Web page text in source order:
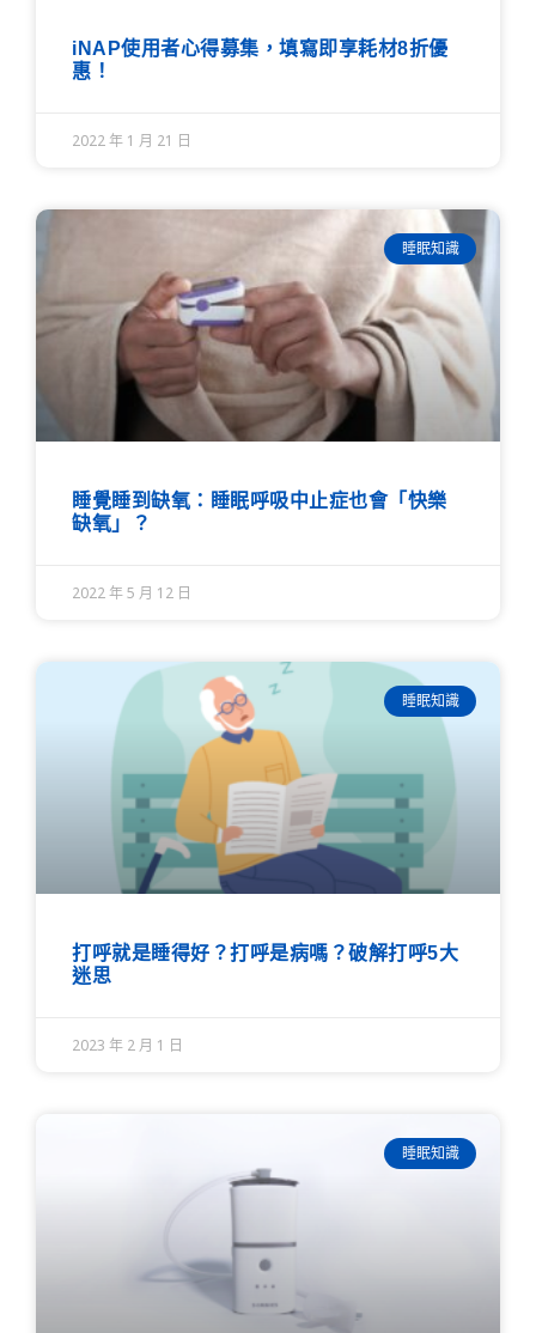
iNAP使用者心得募集，填寫即享耗材8折優
惠！
2022 年 1 月 21 日
睡眠知識
睡覺睡到缺氧：睡眠呼吸中止症也會「快樂
缺氧」？
2022 年 5 月 12 日
睡眠知識
打呼就是睡得好？打呼是病嗎？破解打呼5大
迷思
2023 年 2 月 1 日
睡眠知識